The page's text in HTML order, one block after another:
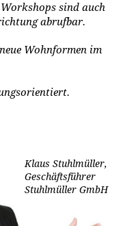
sind auch
abrufbar.
Wohnformen im
Klaus Stuhlmüller,
Geschäftsführer
Stuhlmüller GmbH